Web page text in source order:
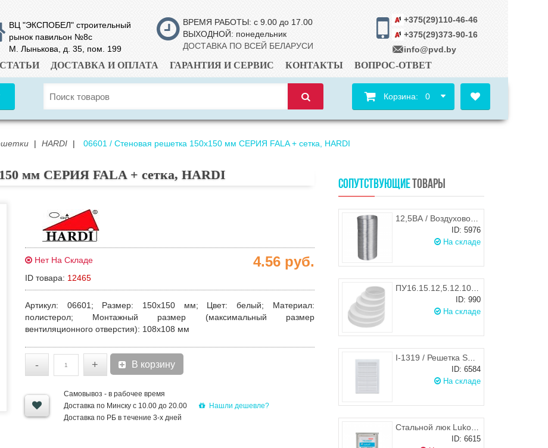
ВЦ "ЭКСПОБЕЛ" строительный
рынок павильон №8с
М. Лынькова, д. 35, пом. 199
ВРЕМЯ РАБОТЫ: с 9.00 до 17.00
ВЫХОДНОЙ: понедельник
ДОСТАВКА ПО ВСЕЙ БЕЛАРУСИ
+375(29)110-46-46
+375(29)373-90-16
info@pvd.by
ДОСТАВКА И ОПЛАТА ГАРАНТИЯ И СЕРВИС КОНТАКТЫ ВОПРОС-ОТВЕТ
Корзина: 0
| HARDI | 06601 / Стеновая решетка 150х150 мм СЕРИЯ FALA + сетка, HARDI
мм СЕРИЯ FALA + сетка, HARDI
Нет На Складе
ID товара: 12465
4.56 руб.
Артикул: 06601; Размер: 150х150 мм; Цвет: белый; Материал:
полистерол; Монтажный размер (максимальный размер
вентиляционного отверстия): 108х108 мм
- + В корзину
Самовывоз - в рабочее время
Доставка по Минску с 10.00 до 20.00
Доставка по РБ в течение 3-х дней
Нашли дешевле?
СОПУТСТВУЮЩИЕТОВАРЫ
12,5ВА / Воздуховод алюминиевый гофрированный (гофра) d.125, ЭРА
ID: 5976
На складе
ПУ16.15.12,5.12.10.8 / Редуктор эксцентриковый универсальный для круглых воздуховодов 80/100/120/125/150/160 мм (пирамидка) ЭРА
ID: 990
На складе
I-1319 / Решетка STORM одинарная 130х190 мм
ID: 6584
На складе
Стальной люк Lukoff ST 20х40 (распашной)
ID: 6615